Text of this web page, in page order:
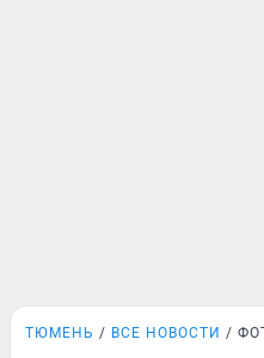
ТЮМЕНЬ ВСЕ НОВОСТИ